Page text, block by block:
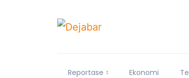
Reportase Ekonomi